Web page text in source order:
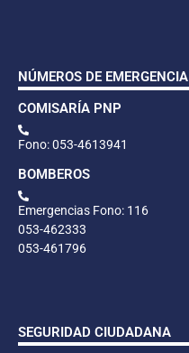
NÚMEROS DE EMERGENCIA
COMISARÍA PNP
Fono: 053-4613941
BOMBEROS
Emergencias Fono: 116
053-462333
053-461796
SEGURIDAD CIUDADANA